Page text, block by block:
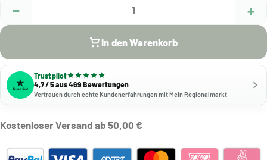
− 1 +
In den Warenkorb
Trustpilot
4,7 / 5 aus 469 Bewertungen
Vertrauen durch echte Kundenerfahrungen mit Mein Regionalmarkt.
Kostenloser Versand ab 50,00 €